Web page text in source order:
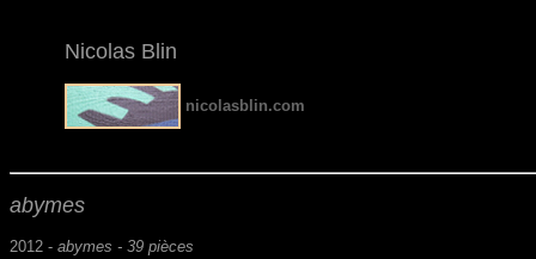
Nicolas Blin
nicolasblin.com
abymes
2012 - abymes - 39 pièces